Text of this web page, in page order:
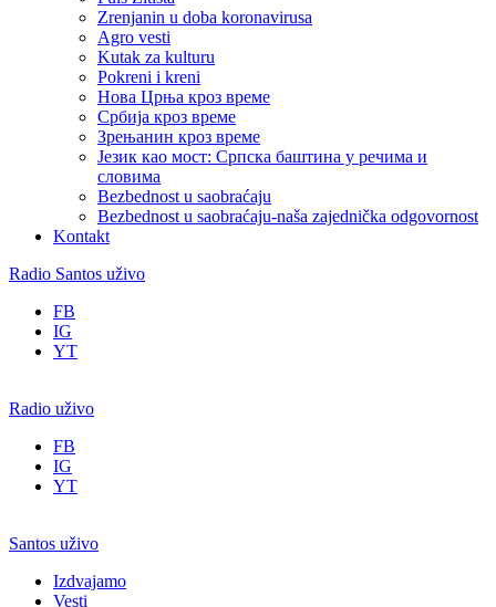
Zrenjanin u doba koronavirusa
Agro vesti
Kutak za kulturu
Pokreni i kreni
Нова Црња кроз време
Србија кроз време
Зрењанин кроз време
Језик као мост: Српска баштина у речима и
словима
Bezbednost u saobraćaju
Bezbednost u saobraćaju-naša zajednička odgovornost
Kontakt
Radio Santos uživo
FB
IG
YT
Radio uživo
FB
IG
YT
Santos uživo
Izdvajamo
Vesti